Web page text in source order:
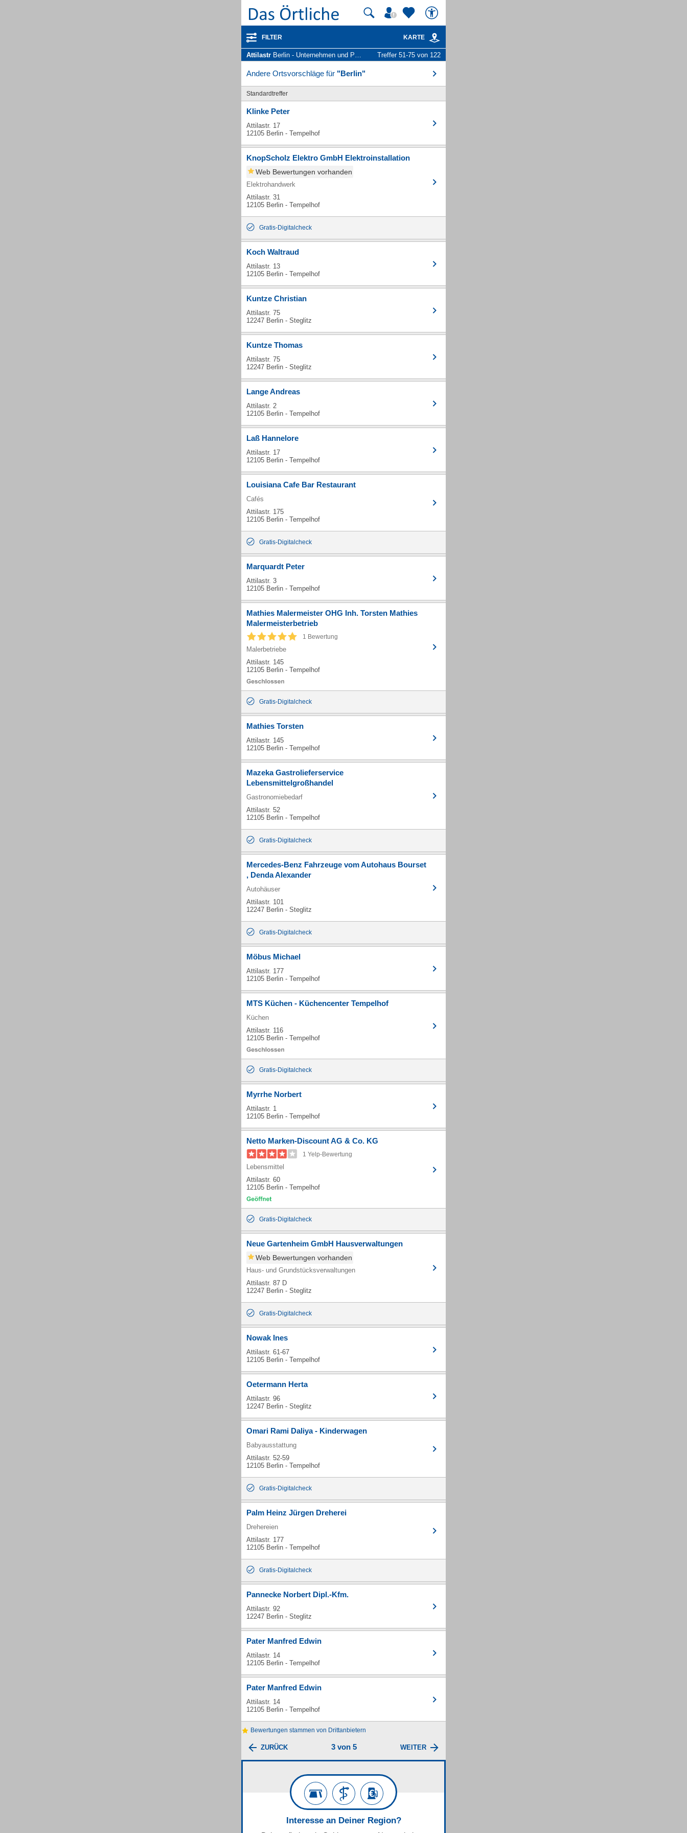
FILTER KARTE
Attilastr Berlin - Unternehmen und Personen Treffer 51-75 von 122
Andere Ortsvorschläge für "Berlin"
Standardtreffer
Klinke Peter
Attilastr. 17
12105 Berlin - Tempelhof
KnopScholz Elektro GmbH Elektroinstallation
Web Bewertungen vorhanden
Elektrohandwerk
Attilastr. 31
12105 Berlin - Tempelhof
Gratis-Digitalcheck
Koch Waltraud
Attilastr. 13
12105 Berlin - Tempelhof
Kuntze Christian
Attilastr. 75
12247 Berlin - Steglitz
Kuntze Thomas
Attilastr. 75
12247 Berlin - Steglitz
Lange Andreas
Attilastr. 2
12105 Berlin - Tempelhof
Laß Hannelore
Attilastr. 17
12105 Berlin - Tempelhof
Louisiana Cafe Bar Restaurant
Cafés
Attilastr. 175
12105 Berlin - Tempelhof
Gratis-Digitalcheck
Marquardt Peter
Attilastr. 3
12105 Berlin - Tempelhof
Mathies Malermeister OHG Inh. Torsten Mathies
Malermeisterbetrieb
1 Bewertung
Malerbetriebe
Attilastr. 145
12105 Berlin - Tempelhof
Gratis-Digitalcheck
Mathies Torsten
Attilastr. 145
12105 Berlin - Tempelhof
Mazeka Gastrolieferservice
Lebensmittelgroßhandel
Gastronomiebedarf
Attilastr. 52
12105 Berlin - Tempelhof
Gratis-Digitalcheck
Mercedes-Benz Fahrzeuge vom Autohaus Bourset
, Denda Alexander
Autohäuser
Attilastr. 101
12247 Berlin - Steglitz
Gratis-Digitalcheck
Möbus Michael
Attilastr. 177
12105 Berlin - Tempelhof
MTS Küchen - Küchencenter Tempelhof
Küchen
Attilastr. 116
12105 Berlin - Tempelhof
Gratis-Digitalcheck
Myrrhe Norbert
Attilastr. 1
12105 Berlin - Tempelhof
Netto Marken-Discount AG & Co. KG
1 Yelp-Bewertung
Lebensmittel
Attilastr. 60
12105 Berlin - Tempelhof
Gratis-Digitalcheck
Neue Gartenheim GmbH Hausverwaltungen
Web Bewertungen vorhanden
Haus- und Grundstücksverwaltungen
Attilastr. 87 D
12247 Berlin - Steglitz
Gratis-Digitalcheck
Nowak Ines
Attilastr. 61-67
12105 Berlin - Tempelhof
Oetermann Herta
Attilastr. 96
12247 Berlin - Steglitz
Omari Rami Daliya - Kinderwagen
Babyausstattung
Attilastr. 52-59
12105 Berlin - Tempelhof
Gratis-Digitalcheck
Palm Heinz Jürgen Dreherei
Drehereien
Attilastr. 177
12105 Berlin - Tempelhof
Gratis-Digitalcheck
Pannecke Norbert Dipl.-Kfm.
Attilastr. 92
12247 Berlin - Steglitz
Pater Manfred Edwin
Attilastr. 14
12105 Berlin - Tempelhof
Pater Manfred Edwin
Attilastr. 14
12105 Berlin - Tempelhof
Bewertungen stammen von Drittanbietern
ZURÜCK 3 von 5 WEITER
Interesse an Deiner Region?